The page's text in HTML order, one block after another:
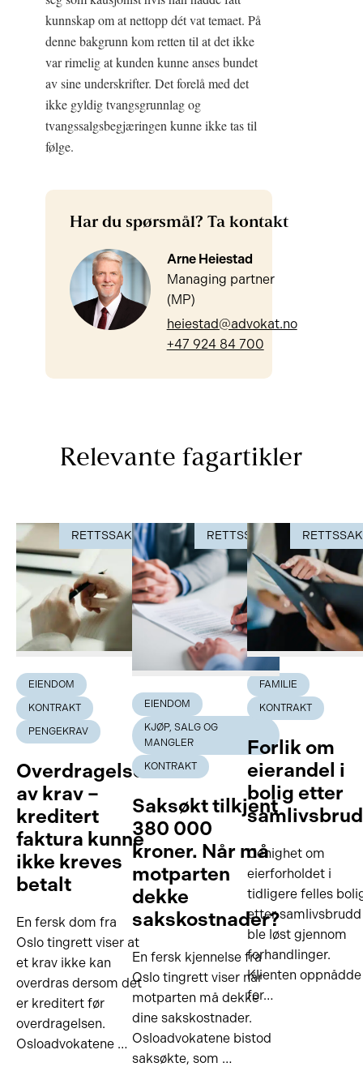
kunnskap om at nettopp dét vat temaet. På
denne bakgrunn kom retten til at det ikke
var rimelig at kunden kunne anses bundet
av sine underskrifter. Det forelå med det
ikke gyldig tvangsgrunnlag og
tvangssalgsbegjæringen kunne ikke tas til
følge.
Har du spørsmål? Ta kontakt
Arne Heiestad
Managing partner
(MP)
heiestad@advokat.no
+47 924 84 700
Relevante fagartikler
RETTSSAK
EIENDOM
KONTRAKT
PENGEKRAV
Overdragelse
av krav –
kreditert
faktura kunne
ikke kreves
betalt
En fersk dom fra
Oslo tingrett viser at
et krav ikke kan
overdras dersom det
er kreditert før
overdragelsen.
Osloadvokatene …
RETTSSAK
EIENDOM
KJØP, SALG OG
MANGLER
KONTRAKT
Saksøkt tilkjent
380 000
kroner. Når må
motparten
dekke
sakskostnader?
En fersk kjennelse fra
Oslo tingrett viser når
motparten må dekke
dine sakskostnader.
Osloadvokatene bistod
saksøkte, som …
RETTSSAK
FAMILIE
KONTRAKT
Forlik om
eierandel i
bolig etter
Uenighet om
eierforholdet i
tidligere felles
etter samlivsbrudd
ble løst gjennom
forhandlinger.
Klienten oppnådde
for…